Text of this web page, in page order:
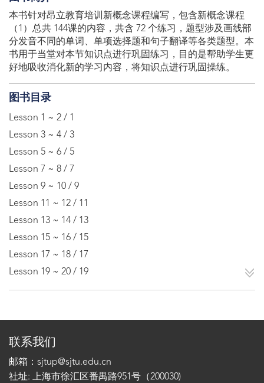
本书针对昂立教育培训新概念课程编写，包含新概念课程
（1）总共 144课的内容，共含 72 个练习，题型涉及画线部
分发音不同的单词、单项选择题和句子翻译等各类题型。本
书用于当堂对本节知识点进行巩固练习，目的是帮助学生更
好地吸收消化新的学习内容，将知识点进行巩固操练。
图书目录
Lesson 1 ~ 2 / 1
Lesson 3 ~ 4 / 3
Lesson 5 ~ 6 / 5
Lesson 7 ~ 8 / 7
Lesson 9 ~ 10 / 9
Lesson 11 ~ 12 / 11
Lesson 13 ~ 14 / 13
Lesson 15 ~ 16 / 15
Lesson 17 ~ 18 / 17
Lesson 19 ~ 20 / 19
联系我们
邮箱：sjtup@sjtu.edu.cn
社址: 上海市徐汇区番禺路951号（200030)